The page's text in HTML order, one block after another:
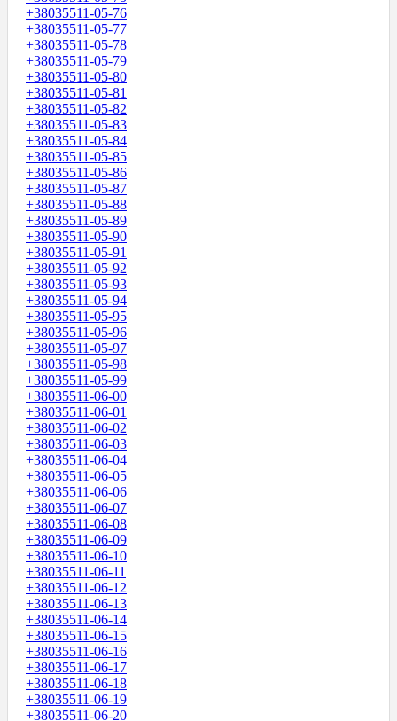
+38035511-05-76
+38035511-05-77
+38035511-05-78
+38035511-05-79
+38035511-05-80
+38035511-05-81
+38035511-05-82
+38035511-05-83
+38035511-05-84
+38035511-05-85
+38035511-05-86
+38035511-05-87
+38035511-05-88
+38035511-05-89
+38035511-05-90
+38035511-05-91
+38035511-05-92
+38035511-05-93
+38035511-05-94
+38035511-05-95
+38035511-05-96
+38035511-05-97
+38035511-05-98
+38035511-05-99
+38035511-06-00
+38035511-06-01
+38035511-06-02
+38035511-06-03
+38035511-06-04
+38035511-06-05
+38035511-06-06
+38035511-06-07
+38035511-06-08
+38035511-06-09
+38035511-06-10
+38035511-06-11
+38035511-06-12
+38035511-06-13
+38035511-06-14
+38035511-06-15
+38035511-06-16
+38035511-06-17
+38035511-06-18
+38035511-06-19
+38035511-06-20